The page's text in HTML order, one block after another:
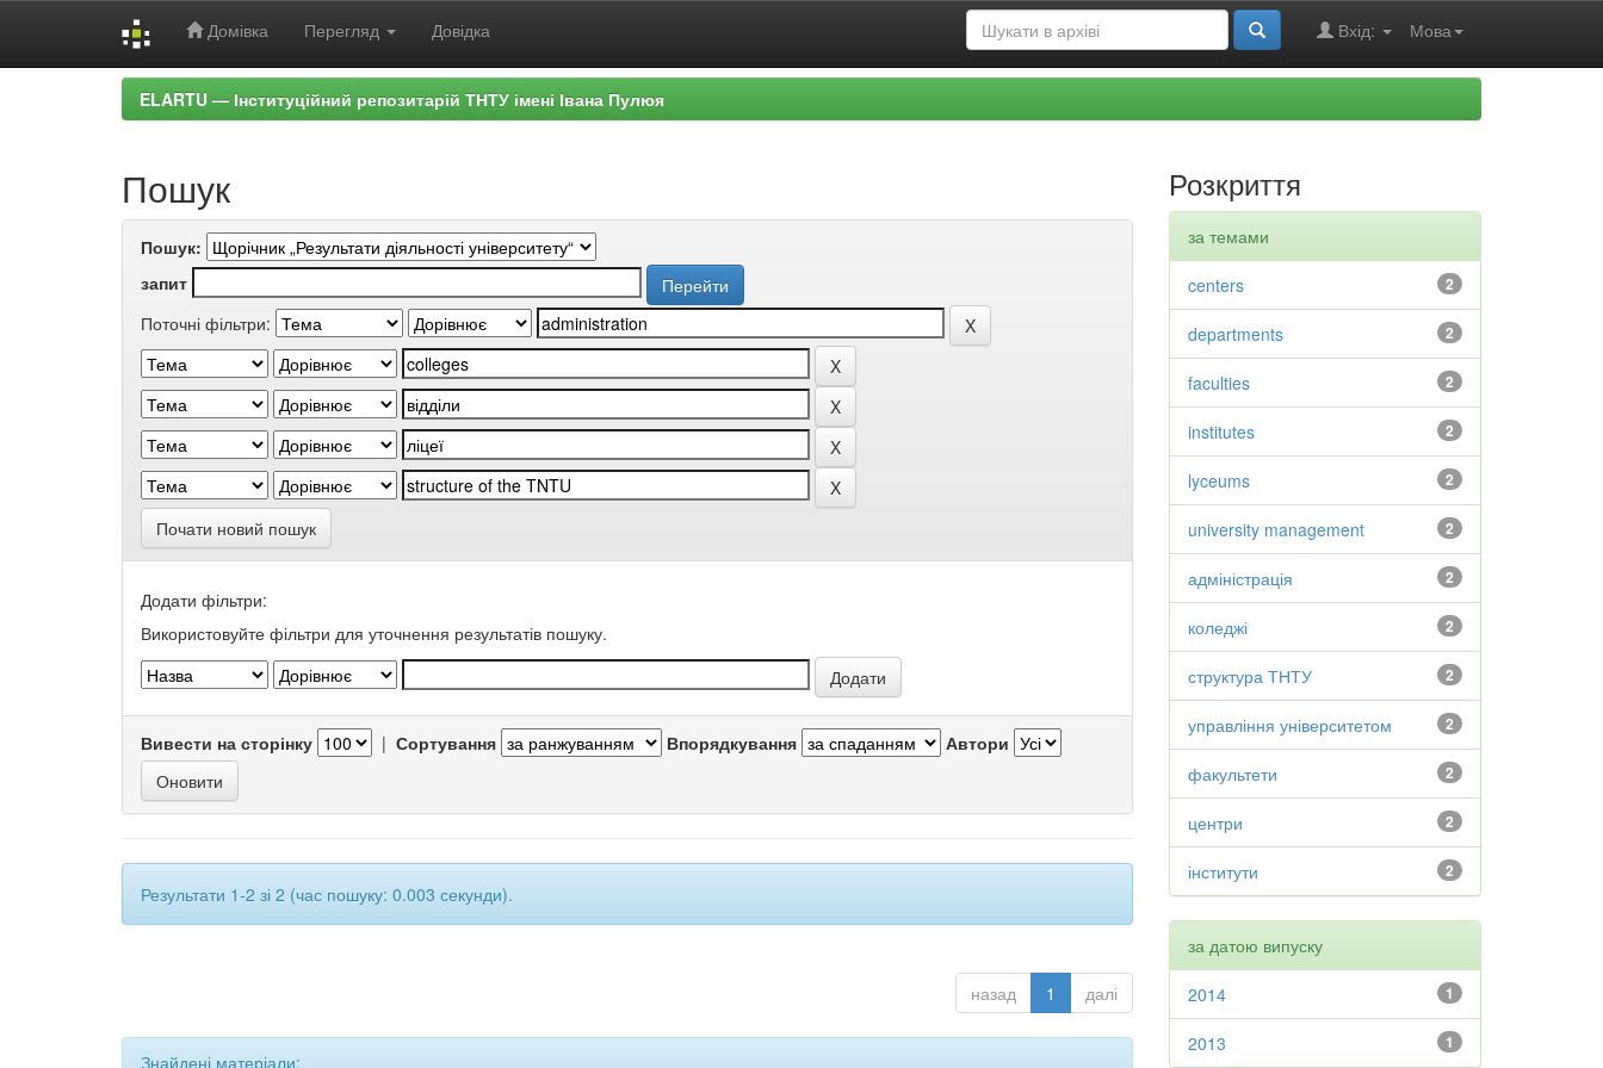
Домівка Перегляд Довідка Мова
Вхід:
ELARTU — Інституційний репозитарій ТНТУ імені Івана Пулюя
Пошук
Пошук:
запит
Поточні фільтри:
Почати новий пошук
Додати фільтри:
Використовуйте фільтри для уточнення результатів пошуку.
Вивести на сторінку | Сортування Впорядкування Автори
Результати 1-2 зі 2 (час пошуку: 0.003 секунди).
назад 1 далі
Знайдені матеріали:
Розкриття
за темами
2
centers
2
departments
2
faculties
2
institutes
2
lyceums
2
university management
2
адміністрація
2
коледжі
2
структура ТНТУ
2
управління університетом
2
факультети
2
центри
2
інститути
за датою випуску
1
2014
1
2013